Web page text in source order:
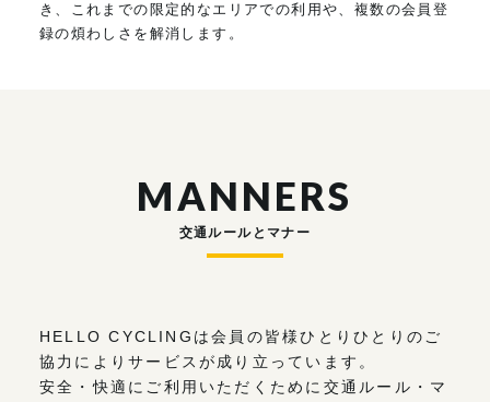
き、これまでの限定的なエリアでの利用や、複数の会員登
録の煩わしさを解消します。
MANNERS
交通ルールとマナー
HELLO CYCLINGは会員の皆様ひとりひとりのご
協力によりサービスが成り立っています。
安全・快適にご利用いただくために交通ルール・マ